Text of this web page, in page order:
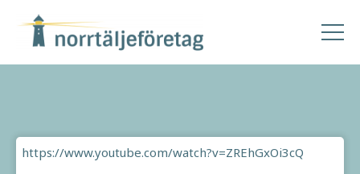
https://www.youtube.com/watch?v=ZREhGxOi3cQ